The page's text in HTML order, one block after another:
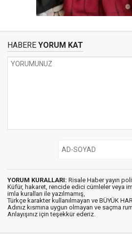
HABERE YORUM KAT
YORUM KURALLARI: Risale Haber yayın
Küfür, hakaret, rencide edici cümleler veya
imla kuralları ile yazılmamış,
Türkçe karakter kullanılmayan ve BÜYÜK
Adınız kısmına uygun olmayan ve saçma
Anlayışınız için teşekkür ederiz.